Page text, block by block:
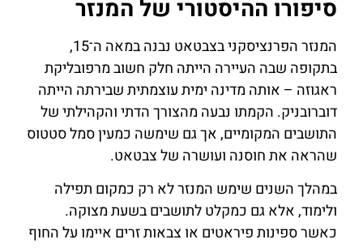
סיפורו ההיסטורי של המנזר
המנזר הפרנציסקני בצבטאט נבנה במאה ה־15,
בתקופה שבה העיירה הייתה חלק חשוב מרפובליקת
ראגוזה – אותה מדינה ימית עוצמתית שבירתה הייתה
דוברובניק. הקמתו נבעה מהצורך הדתי והקהילתי של
התושבים המקומיים, אך גם שימשה כמעין סמל סטטוס
שהראה את חוסנה ועושרה של צבטאט.
במהלך השנים שימש המנזר לא רק כמקום תפילה
ולימוד, אלא גם כמקלט לתושבים בשעת מצוקה.
כאשר ספינות פיראטים או צבאות זרים איימו על החוף